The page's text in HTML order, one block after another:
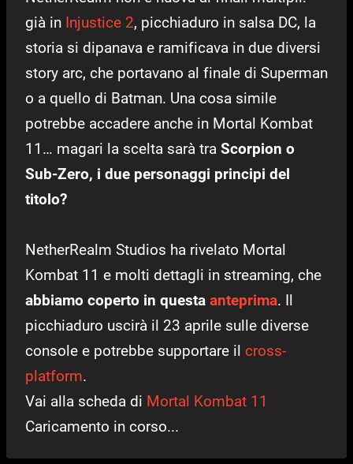
già in Injustice 2, picchiaduro in salsa DC, la
storia si dipanava e ramificava in due diversi
story arc, che portavano al finale di Superman
o a quello di Batman. Una cosa simile
potrebbe accadere anche in Mortal Kombat
11… magari la scelta sarà tra Scorpion o
Sub-Zero, i due personaggi principi del
titolo?
NetherRealm Studios ha rivelato Mortal
Kombat 11 e molti dettagli in streaming, che
abbiamo coperto in questa anteprima. Il
picchiaduro uscirà il 23 aprile sulle diverse
console e potrebbe supportare il cross-
platform.
Vai alla scheda di Mortal Kombat 11
Caricamento in corso...